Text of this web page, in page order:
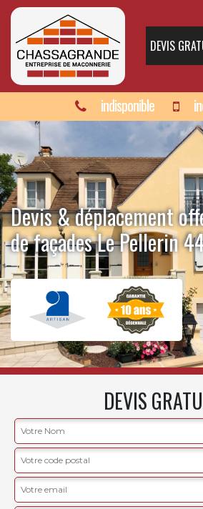
DEVIS
indisponible
Devis & déplacement
de façades Le Pellerin
DEVIS